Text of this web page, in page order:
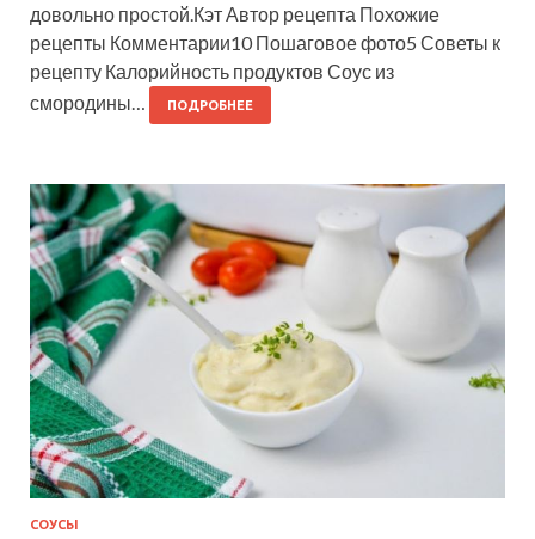
довольно простой.Кэт Автор рецепта Похожие
рецепты Комментарии10 Пошаговое фото5 Советы к
рецепту Калорийность продуктов Соус из
смородины…
ПОДРОБНЕЕ
СОУСЫ